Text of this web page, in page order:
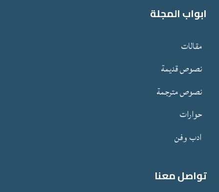
ابواب المجلة
مقالات
نصوص قدیمة
نصوص مترجمة
حوارات
ادب وفن
تواصل معنا